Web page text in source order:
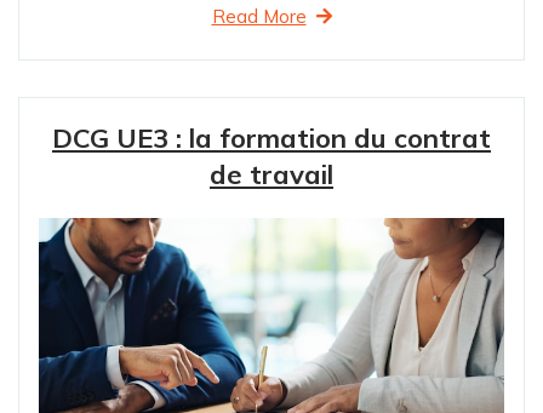
Read More
DCG UE3 : la formation du contrat
de travail